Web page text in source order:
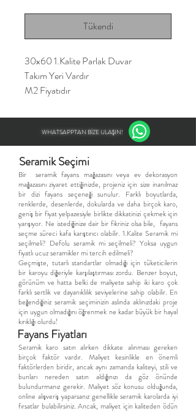
Tükendi
30x60 1.Kalite Parlak Duvar
Takım Yeri Vardır
M2 Fiyatıdır
WHATSAPPTAN BİZE ULAŞIN!
Seramik Seçimi
​Bir seramik fayans mağazasını veya ev dekorasyon
mağazasını ziyaret ettiğinizde, projeniz için size inanılmaz
bir dizi fayans seçeneği sunulur. Farklı boyutlarda,
renklerde, desenlerde, dokularda ve daha birçok karo,
geniş bir fiyat yelpazesiyle birlikte dikkatinizi çekmek için
yarışıyor. Ne istediğinize dair bir fikriniz olsa bile, fayans
seçme süreci kafa karıştırıcı olabilir. 1.Kalite Seramik mi
seçilmeli? Defolu seramik mi seçilmeli? Yoksa uygun
fiyatlı ucuz seramikler mi tercih edilmeli?
Geçmişte, tutarlı standartlar olmadığı için tüketicilerin
bir karoyu diğeriyle karşılaştırması zordu. Benzer boyut,
görünüm ve hatta belki de maliyete sahip iki karo çok
farklı sertlik ve dayanıklılık seviyelerine sahip olabilir. En
beğendiğiniz seramik seçiminizin aslında aklınızdaki proje
için uygun olmadığını öğrenmek ne kadar büyük bir hayal
kırıklığı olurdu!
Fayans Fiyatları
Seramik karo satın alırken dikkate alınması gereken
birçok faktör vardır. Maliyet kesinlikle en önemli
faktörlerden biridir, ancak aynı zamanda kaliteyi, stili ve
bunları nereden satın aldığınızı da göz önünde
bulundurmanız gerekir. Maliyet söz konusu olduğunda,
online alışveriş yaparsanız genellikle seramik karolarda iyi
fırsatlar bulabilirsiniz. Ancak, maliyet için kaliteden ödün